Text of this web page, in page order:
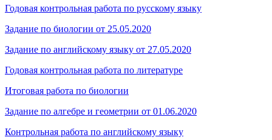
Годовая контрольная работа по русскому языку
Задание по биологии от 25.05.2020
Задание по английскому языку от 27.05.2020
Годовая контрольная работа по литературе
Итоговая работа по биологии
Задание по алгебре и геометрии от 01.06.2020
Контрольная работа по английскому языку